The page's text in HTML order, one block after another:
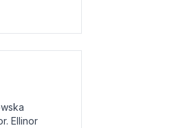
Ellinor